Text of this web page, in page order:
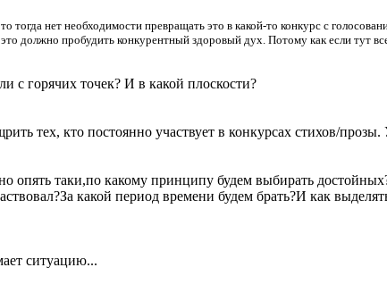
тогда нет необходимости превращать это в какой-то конкурс с
должно пробудить конкурентный здоровый дух. Потому как если тут
с горячих точек? И в какой плоскости?
тех, кто постоянно участвует в конкурсах стихов/прозы. У
таки,по какому принципу будем выбирать
какой период времени будем брать?И как
ситуацию...